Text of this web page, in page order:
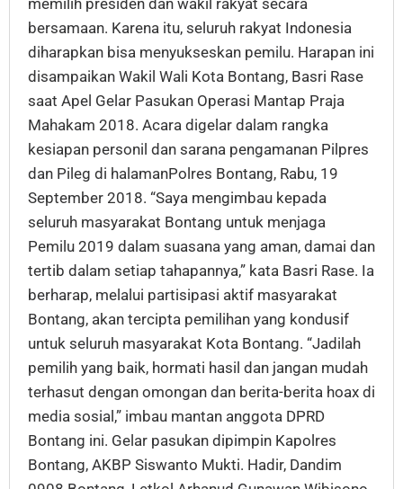
memilih presiden dan wakil rakyat secara
bersamaan. Karena itu, seluruh rakyat Indonesia
diharapkan bisa menyukseskan pemilu. Harapan ini
disampaikan Wakil Wali Kota Bontang, Basri Rase
saat Apel Gelar Pasukan Operasi Mantap Praja
Mahakam 2018. Acara digelar dalam rangka
kesiapan personil dan sarana pengamanan Pilpres
dan Pileg di halamanPolres Bontang, Rabu, 19
September 2018. “Saya mengimbau kepada
seluruh masyarakat Bontang untuk menjaga
Pemilu 2019 dalam suasana yang aman, damai dan
tertib dalam setiap tahapannya,” kata Basri Rase. Ia
berharap, melalui partisipasi aktif masyarakat
Bontang, akan tercipta pemilihan yang kondusif
untuk seluruh masyarakat Kota Bontang. “Jadilah
pemilih yang baik, hormati hasil dan jangan mudah
terhasut dengan omongan dan berita-berita hoax di
media sosial,” imbau mantan anggota DPRD
Bontang ini. Gelar pasukan dipimpin Kapolres
Bontang, AKBP Siswanto Mukti. Hadir, Dandim